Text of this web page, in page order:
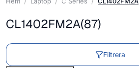
CL1402FM2A(87)
Filtrera